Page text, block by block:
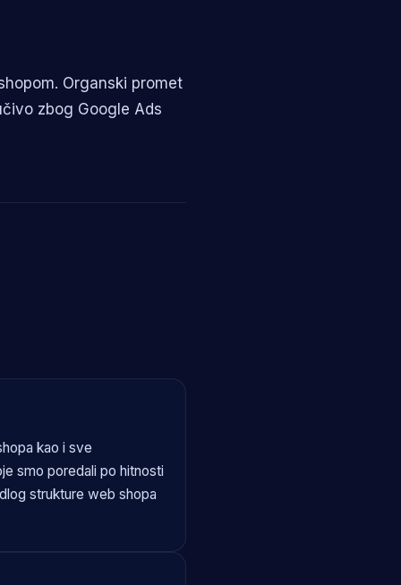
Organski promet
zbog Google Ads
kao i sve
smo poredali po hitnosti
strukture web shopa